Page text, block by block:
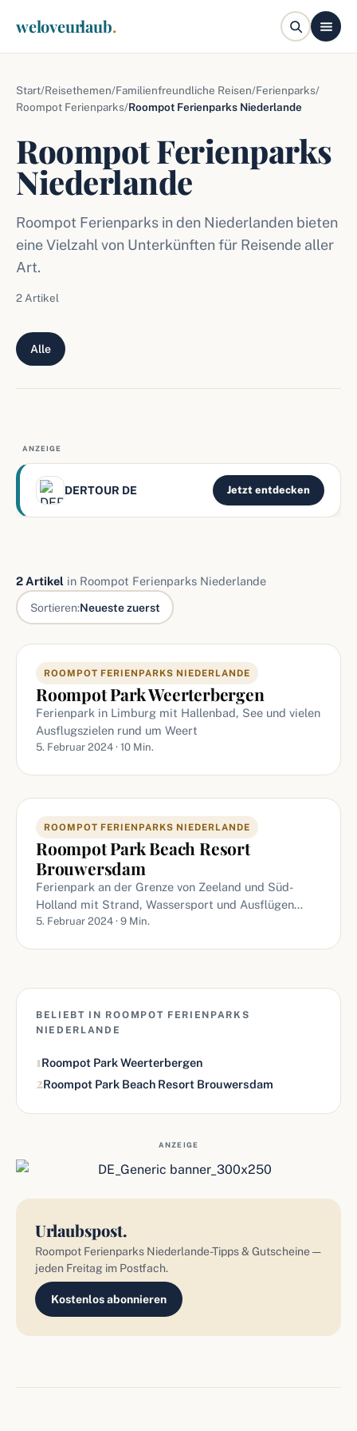
weloveurlaub.
Start/Reisethemen/Familienfreundliche Reisen/Ferienparks/
Roompot Ferienparks/Roompot Ferienparks Niederlande
Roompot Ferienparks
Niederlande
Roompot Ferienparks in den Niederlanden bieten
eine Vielzahl von Unterkünften für Reisende aller
Art.
2 Artikel
Alle
ANZEIGE
DERTOUR DE Jetzt entdecken
2 Artikel in Roompot Ferienparks Niederlande
Sortieren:Neueste zuerst
Artikel in Roompot Ferienparks
ROOMPOT FERIENPARKS NIEDERLANDE
Roompot Park Weerterbergen
Ferienpark in Limburg mit Hallenbad, See und vielen
Ausflugszielen rund um Weert
5. Februar 2024 · 10 Min.
ROOMPOT FERIENPARKS NIEDERLANDE
Roompot Park Beach Resort
Brouwersdam
Ferienpark an der Grenze von Zeeland und Süd-
Holland mit Strand, Wassersport und Ausflügen…
5. Februar 2024 · 9 Min.
BELIEBT IN ROOMPOT FERIENPARKS
NIEDERLANDE
1Roompot Park Weerterbergen
2Roompot Park Beach Resort Brouwersdam
ANZEIGE
Urlaubspost.
Roompot Ferienparks Niederlande-Tipps & Gutscheine —
jeden Freitag im Postfach.
Kostenlos abonnieren